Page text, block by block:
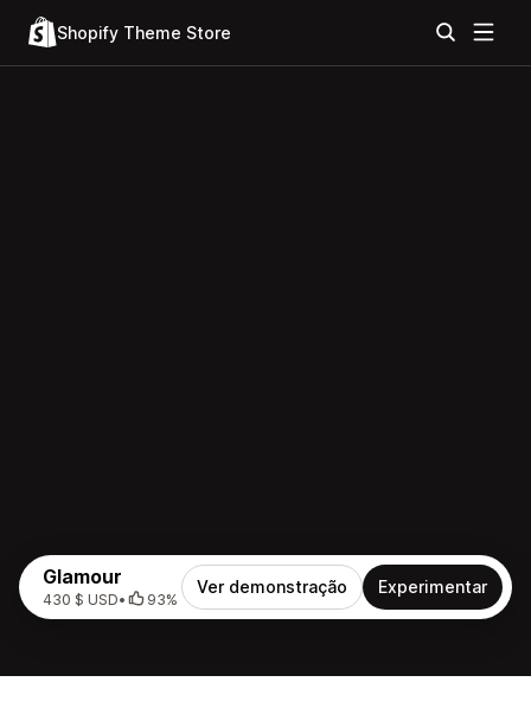
Shopify Theme Store
Glamour
430 $ USD• 93%
Ver demonstração Experimentar